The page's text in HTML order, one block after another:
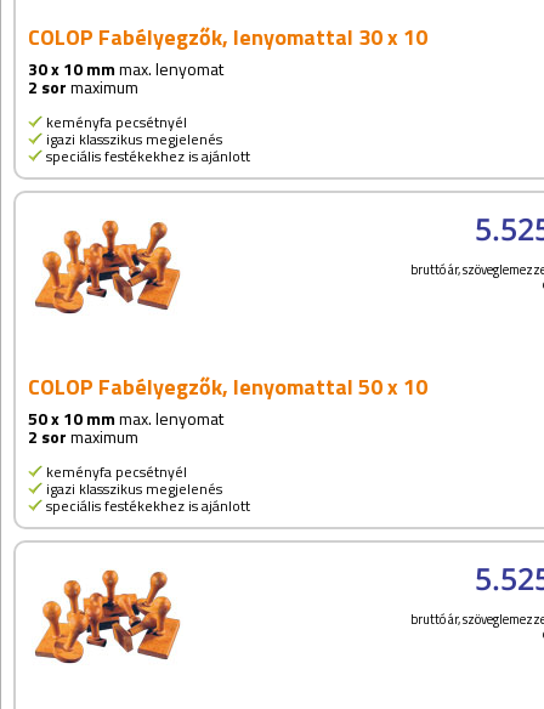
COLOP Fabélyegzők, lenyomattal 30 x 10
30 x 10 mmmax. lenyomat
2 sormaximum
keményfa pecsétnyél
igazi klasszikus megjelenés
speciális festékekhez is ajánlott
bruttó ár,
COLOP Fabélyegzők, lenyomattal 50 x 10
50 x 10 mmmax. lenyomat
2 sormaximum
keményfa pecsétnyél
igazi klasszikus megjelenés
speciális festékekhez is ajánlott
bruttó ár,